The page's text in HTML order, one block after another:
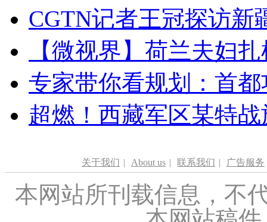
CGTN记者王冠探访新
【微视界】荷兰夫妇
专家带你看规划：首
超燃！西藏军区某特
关于我们 | About us | 联系我们 | 广告服务
本网站所刊载信息，不